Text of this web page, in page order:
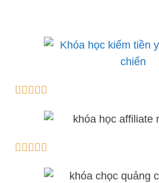
    
    